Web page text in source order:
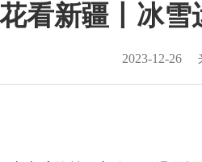
看新疆丨冰
2023-12-26